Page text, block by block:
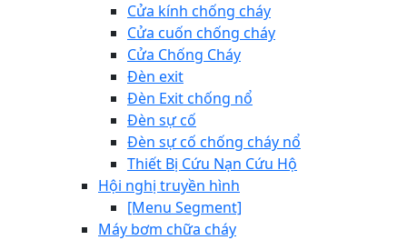
Cửa kính chống cháy
Cửa cuốn chống cháy
Cửa Chống Cháy
Đèn exit
Đèn Exit chống nổ
Đèn sự cố
Đèn sự cố chống cháy nổ
Thiết Bị Cứu Nạn Cứu Hộ
Hội nghị truyền hình
[Menu Segment]
Máy bơm chữa cháy